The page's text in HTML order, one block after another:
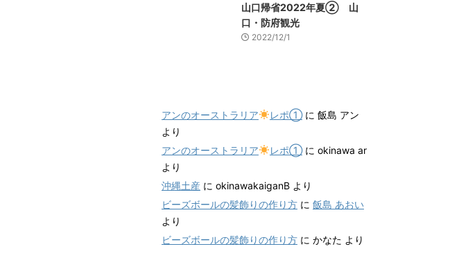
山口帰省2022年夏② 山
口・防府観光
2022/12/1
アンのオーストラリア レポ①に 飯島 アン
より
アンのオーストラリア
レポ①に okinawa ar
より
沖縄土産 に okinawakaiganB より
ビーズボールの髪飾りの作り方 に 飯島 あおい
より
ビーズボールの髪飾りの作り方 に かなた より